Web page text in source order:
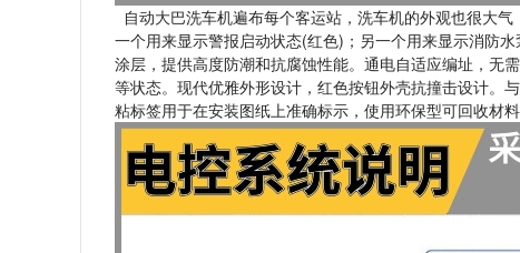
自动大巴洗车机遍布每个客运站，洗车机的外观也很大
一个用来显示警报启动状态(红色)；另一个用来显示消防
涂层，提供高度防潮和抗腐蚀性能。通电自适应编址，无
等状态。现代优雅外形设计，红色按钮外壳抗撞击设计。
粘标签用于在安装图纸上准确标示，使用环保型可回收材料